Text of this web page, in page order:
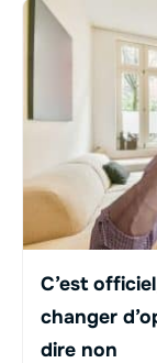
C’est
changer
dire non